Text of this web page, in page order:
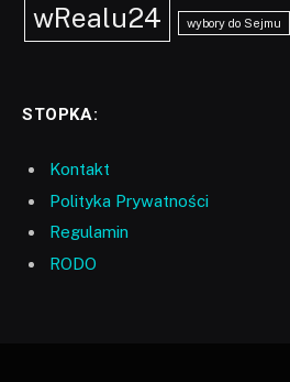
wRealu24 wybory do Sejmu
STOPKA:
Kontakt
Polityka Prywatności
Regulamin
RODO